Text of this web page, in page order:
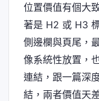
位置價值有個大
著是 H2 或 H3
側邊欄與頁尾，
像系統性放置，
連結，跟一篇深
結，兩者價值天